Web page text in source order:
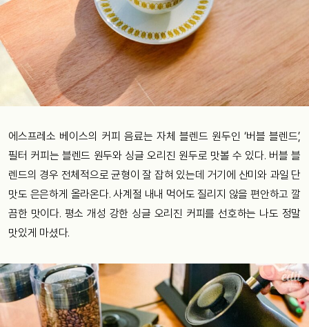
에스프레소 베이스의 커피 음료는 자체 블렌드 원두인 ‘버블 블렌드’,
필터 커피는 블렌드 원두와 싱글 오리진 원두로 맛볼 수 있다. 버블 블
렌드의 경우 전체적으로 균형이 잘 잡혀 있는데 거기에 산미와 과일 단
맛도 은은하게 올라온다. 사계절 내내 먹어도 질리지 않을 편안하고 깔
끔한 맛이다. 평소 개성 강한 싱글 오리진 커피를 선호하는 나도 정말
맛있게 마셨다.